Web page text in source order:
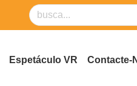
Espetáculo VR Contacte-